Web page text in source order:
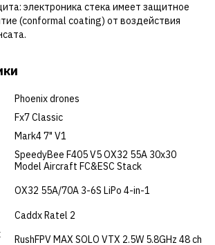
электроника стека имеет защитное
(conformal coating) от воздействия
Phoenix drones
Fx7 Classic
Mark4 7" V1
SpeedyBee F405 V5 OX32 55A 30x30
Model Aircraft FC&ESC Stack
OX32 55A/70A 3-6S LiPo 4-in-1
Caddx Ratel 2
RushFPV MAX SOLO VTX 2.5W 5.8GHz 48 ch